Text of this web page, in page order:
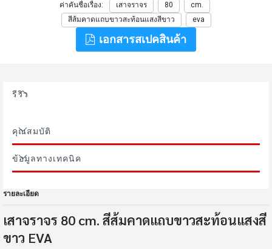
ค่าคันชื่อเรื่อง เสาจราจร 80
cm.
สีส้มคาดแถบขาวสะท้อนแสงสีขาว
eva
เอกสารสเปคสินค้า
รีวิว
คุณสมบัติ
ข้อมูลทางเทคนิค
รายละเอียด
เสาจราจร 80 cm. สีส้มคาดแถบขาวสะท้อนแสงสี
ขาว EVA